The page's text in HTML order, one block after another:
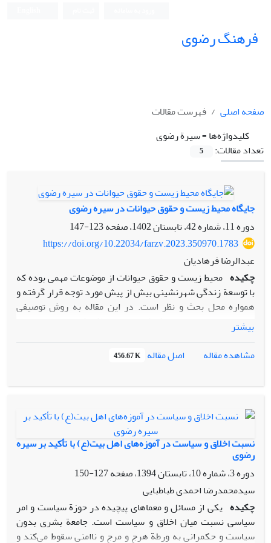
فرهنگ رضوی
صفحه اصلی
فهرست مقالات
کلیدواژه‌ها =سیرة رضوی
تعداد مقالات:
5
جایگاه محیط زیست و حقوق حیوانات در سیره رضوی
دوره 11، شماره 42، تابستان 1402، صفحه
123-147
https://doi.org/10.22034/farzv.2023.350970.1783
عبدالرضا فرهادیان
چکیده محیط زیست و حقوق حیوانات از موضوعات مهمی بوده که
با توسعة زندگی شهرنشینی بیش از پیش مورد توجه قرار گرفته و
همواره محل بحث و نظر است. در این مقاله به روش توصیفی
تحلیلی و با استفاده از روش کتابخانه‌ای تلاش شده به بررسی این
موضوع مهم از دید اندیشة رضوی پرداخته شود. سوال اساسی
این است که محیط زیست و حقوق حیوانات در اندیشة رضوی چه
جایگاهی دارد؟ نتایج مقاله بیانگر این موضوع مهم است که مطابق
حاکم بر اندیشة رضوی، امام رضا(ع) به محیط زیست و حقوق
حیوانات توجه زیادی نشان داده‌اند. توجه امام رضا(ع) به محیط
زیست در قالب عناصر محیط زیست شامل آب، هوا، خاک، گیاهان و
حیوانات تبیین و تحلیل شده و نتایج حاکی است که در اندیشة
رضوی به دفعات در خصوص رعایت حقوق حیوانات و همچنین
حمایت از خاک، آلوده نکردن و استفاده بهینه از آب، منفعت گیاهان
و هوای پاک برای زیست انسان توصیه‌های متعددی انجام شده
است. نتیجه اینکه در اندیشة رضوی، پاسداشت و احترام به
طبیعت از آموزه‌هایی است که تأسی و عمل به آن می‌تواند زمینة
بیشتر
مشاهده مقاله
اصل مقاله 456.67 K
نسبت اخلاق و سیاست در آموزه‌های اهل بیت(ع) با تأکید بر سیره
رضوی
دوره 3، شماره 10، تابستان 1394، صفحه
127-150
سیدمحمدرضا احمدی طباطبایی
چکیده یکی از مسائل و معماهای پیچیده در حوزة سیاست و امر
سیاسی نسبت میان اخلاق و سیاست است. جامعة بشری بدون
سیاست و حکمرانی به ورطة هرج و مرج و ناامنی سقوط می‌کند و